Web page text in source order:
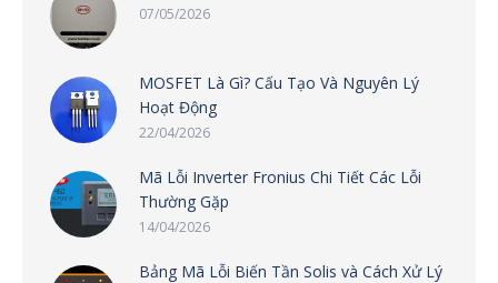
07/05/2026
MOSFET Là Gì? Cấu Tạo Và Nguyên Lý
Hoạt Động
22/04/2026
Mã Lỗi Inverter Fronius Chi Tiết Các Lỗi
Thường Gặp
14/04/2026
Bảng Mã Lỗi Biến Tần Solis và Cách Xử Lý